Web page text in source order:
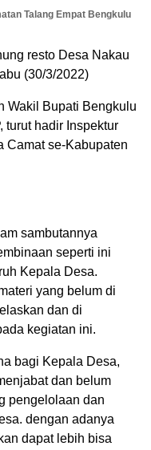
Talang Empat Bengkulu
resto Desa Nakau
(30/3/2022)
Wakil Bupati Bengkulu
turut hadir Inspektur
Camat se-Kabupaten
sambutannya
seperti ini
Kepala Desa.
yang belum di
dan di
kegiatan ini.
bagi Kepala Desa,
dan belum
pengelolaan dan
dengan adanya
dapat lebih bisa